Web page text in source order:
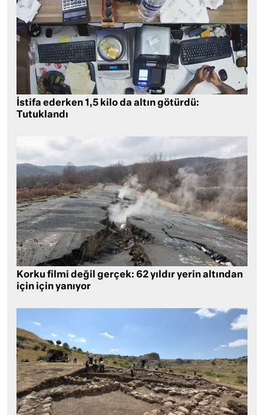
İstifa ederken 1,5 kilo da altın götürdü:
Tutuklandı
Korku filmi değil gerçek: 62 yıldır yerin altından
için için yanıyor